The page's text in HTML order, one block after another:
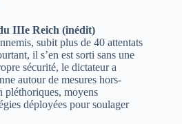
IIIe Reich (inédit)
subit plus de 40 attentats
il s’en est sorti sans une
sécurité, le dictateur a
autour de mesures hors-
pléthoriques, moyens
déployées pour soulager